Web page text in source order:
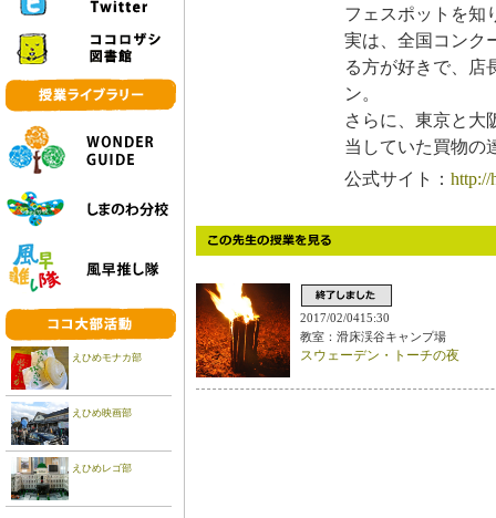
えひめモナカ部
えひめ映画部
えひめレゴ部
フェスポットを知
実は、全国コンク
る方が好きで、店
ン。
さらに、東京と大
当していた買物の
公式サイト： http://
2017/02/0415:30
教室：滑床渓谷キャンプ場
スウェーデン・トーチの夜